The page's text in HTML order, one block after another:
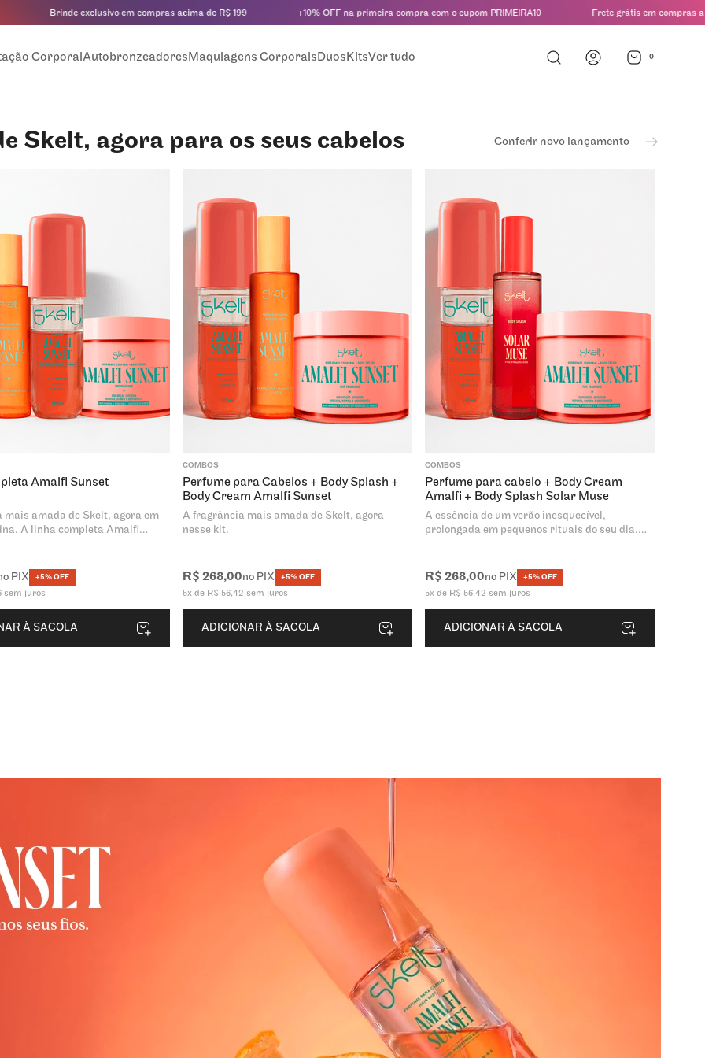
Brinde exclusivo em compras acima de R$ 199 +10% OFF na primeira compra com o cupom PRIMEIRA10 Frete grátis em compras a partir de
CorporalAutobronzeadoresMaquiagens Corporais Duos KitsVer tudo 0
Skelt, agora para os seus cabelos Conferir novo lançamento
Amalfi Sunset
amada de Skelt, agora em
A linha completa Amalfi
PIX +5% OFF
sem juros
À SACOLA
COMBOS
Perfume para Cabelos + Body Splash +
Body Cream Amalfi Sunset
A fragrância mais amada de Skelt, agora
nesse kit.
R$ 268,00no PIX +5% OFF
5x de R$ 56,42 sem juros
ADICIONAR À SACOLA
COMBOS
Perfume para cabelo + Body Cream
Amalfi + Body Splash Solar Muse
A essência de um verão inesquecível,
prolongada em pequenos rituais do seu dia.
R$ 268,00no PIX +5% OFF
5x de R$ 56,42 sem juros
ADICIONAR À SACOLA